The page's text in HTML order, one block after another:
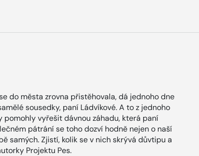
do města zrovna přistěhovala, dá jednoho dne
sousedky, paní Ládvíkové. A to z jednoho
pomohly vyřešit dávnou záhadu, která paní
pátrání se toho dozví hodně nejen o naší
samých. Zjistí, kolik se v nich skrývá důvtipu a
Projektu Pes.